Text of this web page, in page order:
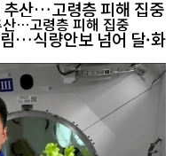
추산…고령층 피해 집중
…식량안보 넘어 달·화